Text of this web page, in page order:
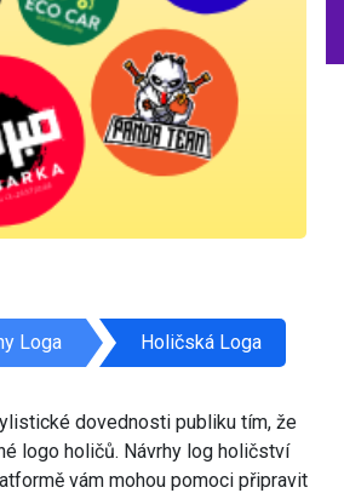
Loga Holičská Loga
dovednosti publiku tím, že
logo holičů. Návrhy log holičství
vám mohou pomoci připravit